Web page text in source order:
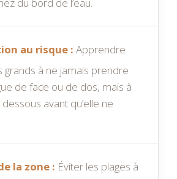
du bord de l’eau.
au risque : Apprendre
grands à ne jamais prendre
de face ou de dos, mais à
avant qu’elle ne
la zone : Éviter les plages à